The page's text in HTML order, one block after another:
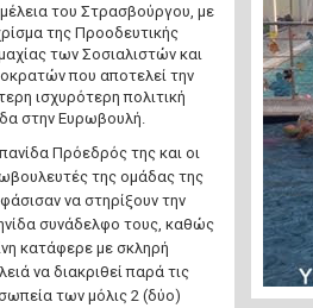
του Στρασβούργου, με
της Προοδευτικής
των Σοσιαλιστών και
που αποτελεί την
ισχυρότερη πολιτική
στην Ευρωβουλή.
Πρόεδρός της και οι
της ομάδας της
να στηρίξουν την
συνάδελφο τους, καθώς
κατάφερε με σκληρή
να διακριθεί παρά τις
των μόλις 2 (δύο)